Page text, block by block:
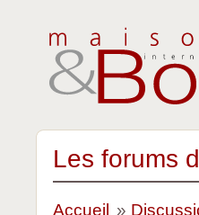
Les forums
Accueil »